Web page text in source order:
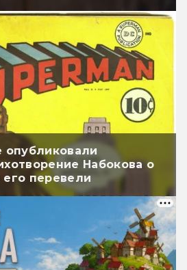
опубликовали
Набокова о
перевели